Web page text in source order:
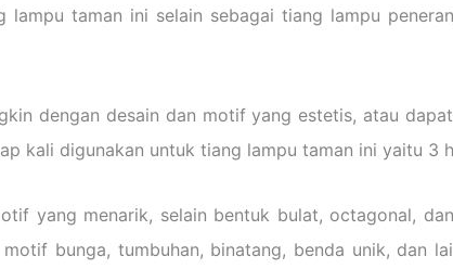
lampu taman ini selain sebagai tiang lampu
dengan desain dan motif yang estetis, atau
kali digunakan untuk tiang lampu taman ini yaitu 3
yang menarik, selain bentuk bulat, octagonal,
bunga, tumbuhan, binatang, benda unik, dan